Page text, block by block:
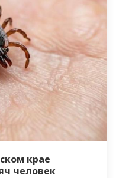
крае
человек